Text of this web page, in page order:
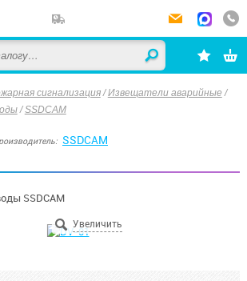
сигнализация /Извещатели аварийные /
/SSDCAM
SSDCAM
SSDCAM